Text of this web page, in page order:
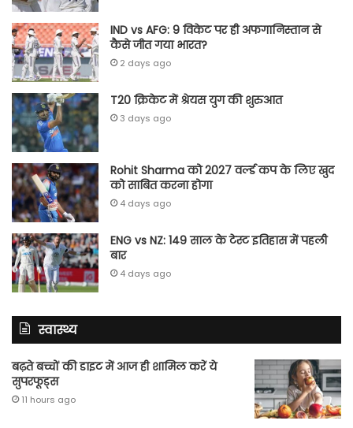
IND vs AFG: 9 विकेट पर ही अफगानिस्तान से
कैसे जीत गया भारत?
2 days ago
T20 क्रिकेट में श्रेयस युग की शुरुआत
3 days ago
Rohit Sharma को 2027 वर्ल्‍ड कप के लिए खुद
को साबित करना होगा
4 days ago
ENG vs NZ: 149 साल के टेस्‍ट इतिहास में पहली
बार
4 days ago
स्वास्थ्य
बढ़ते बच्चों की डाइट में आज ही शामिल करें ये
सुपरफूड्स
11 hours ago